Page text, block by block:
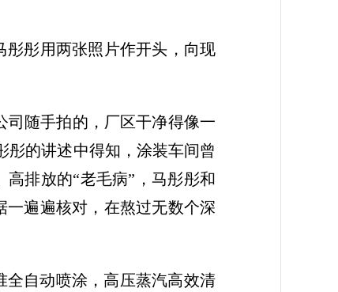
彤彤用两张照片作开头，向现
司随手拍的，厂区干净得像一
的讲述中得知，涂装车间曾
排放的“老毛病”，马彤彤和
遍遍核对，在熬过无数个深
自动喷涂，高压蒸汽高效清